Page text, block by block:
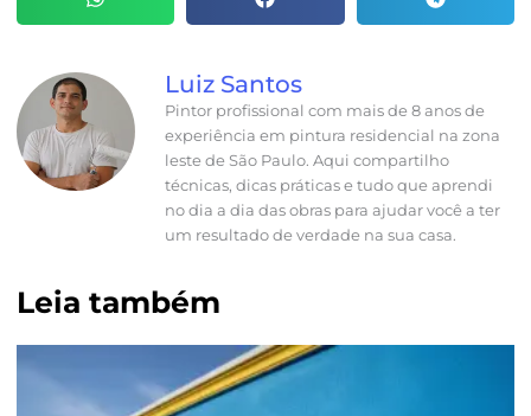
Luiz Santos
Pintor profissional com mais de 8 anos de
experiência em pintura residencial na zona
leste de São Paulo. Aqui compartilho
técnicas, dicas práticas e tudo que aprendi
no dia a dia das obras para ajudar você a ter
um resultado de verdade na sua casa.
Leia também